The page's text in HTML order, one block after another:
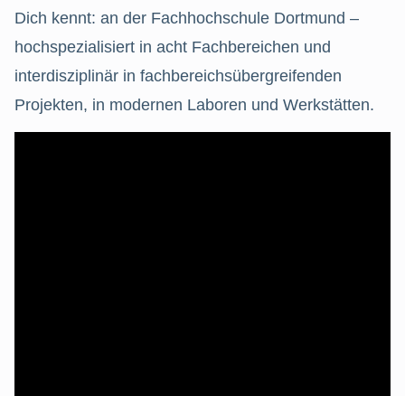
Dich kennt: an der Fachhochschule Dortmund –
hochspezialisiert in acht Fachbereichen und
interdisziplinär in fachbereichsübergreifenden
Projekten, in modernen Laboren und Werkstätten.